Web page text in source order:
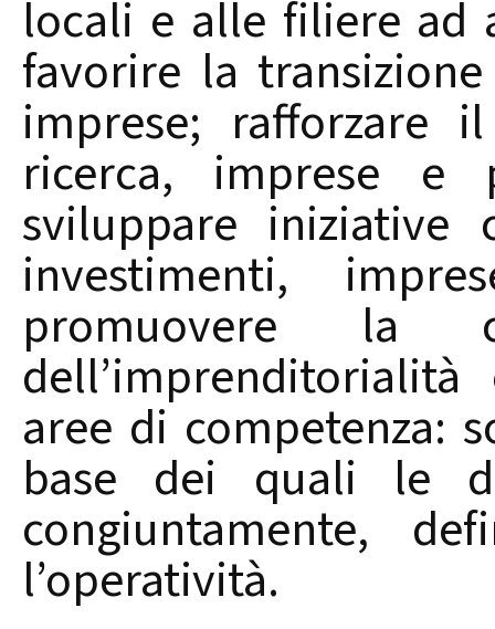
locali e alle filiere ad
favorire la
imprese; rafforzare
ricerca, imprese e
sviluppare iniziative
investimenti,
promuovere la
aree di competenza:
base dei quali le
congiuntamente,
l’operatività.